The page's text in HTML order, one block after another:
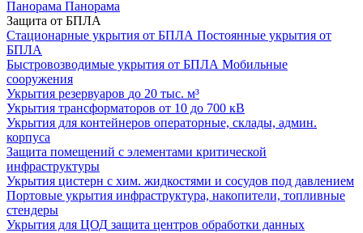
Панорама Панорама
Защита от БПЛА
Стационарные укрытия от БПЛА Постоянные укрытия от
БПЛА
Быстровозводимые укрытия от БПЛА Мобильные
сооружения
Укрытия резервуаров до 20 тыс. м³
Укрытия трансформаторов от 10 до 700 кВ
Укрытия для контейнеров операторные, склады, админ.
корпуса
Защита помещений с элементами критической
инфраструктуры
Укрытия цистерн с хим. жидкостями и сосудов под давлением
Портовые укрытия инфраструктура, накопители, топливные
стендеры
Укрытия для ЦОД защита центров обработки данных